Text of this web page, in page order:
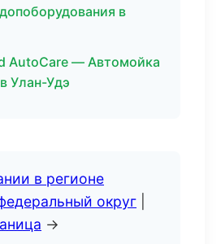
в
AutoCare — Автомойка
Улан-Удэ
в регионе
округ
→